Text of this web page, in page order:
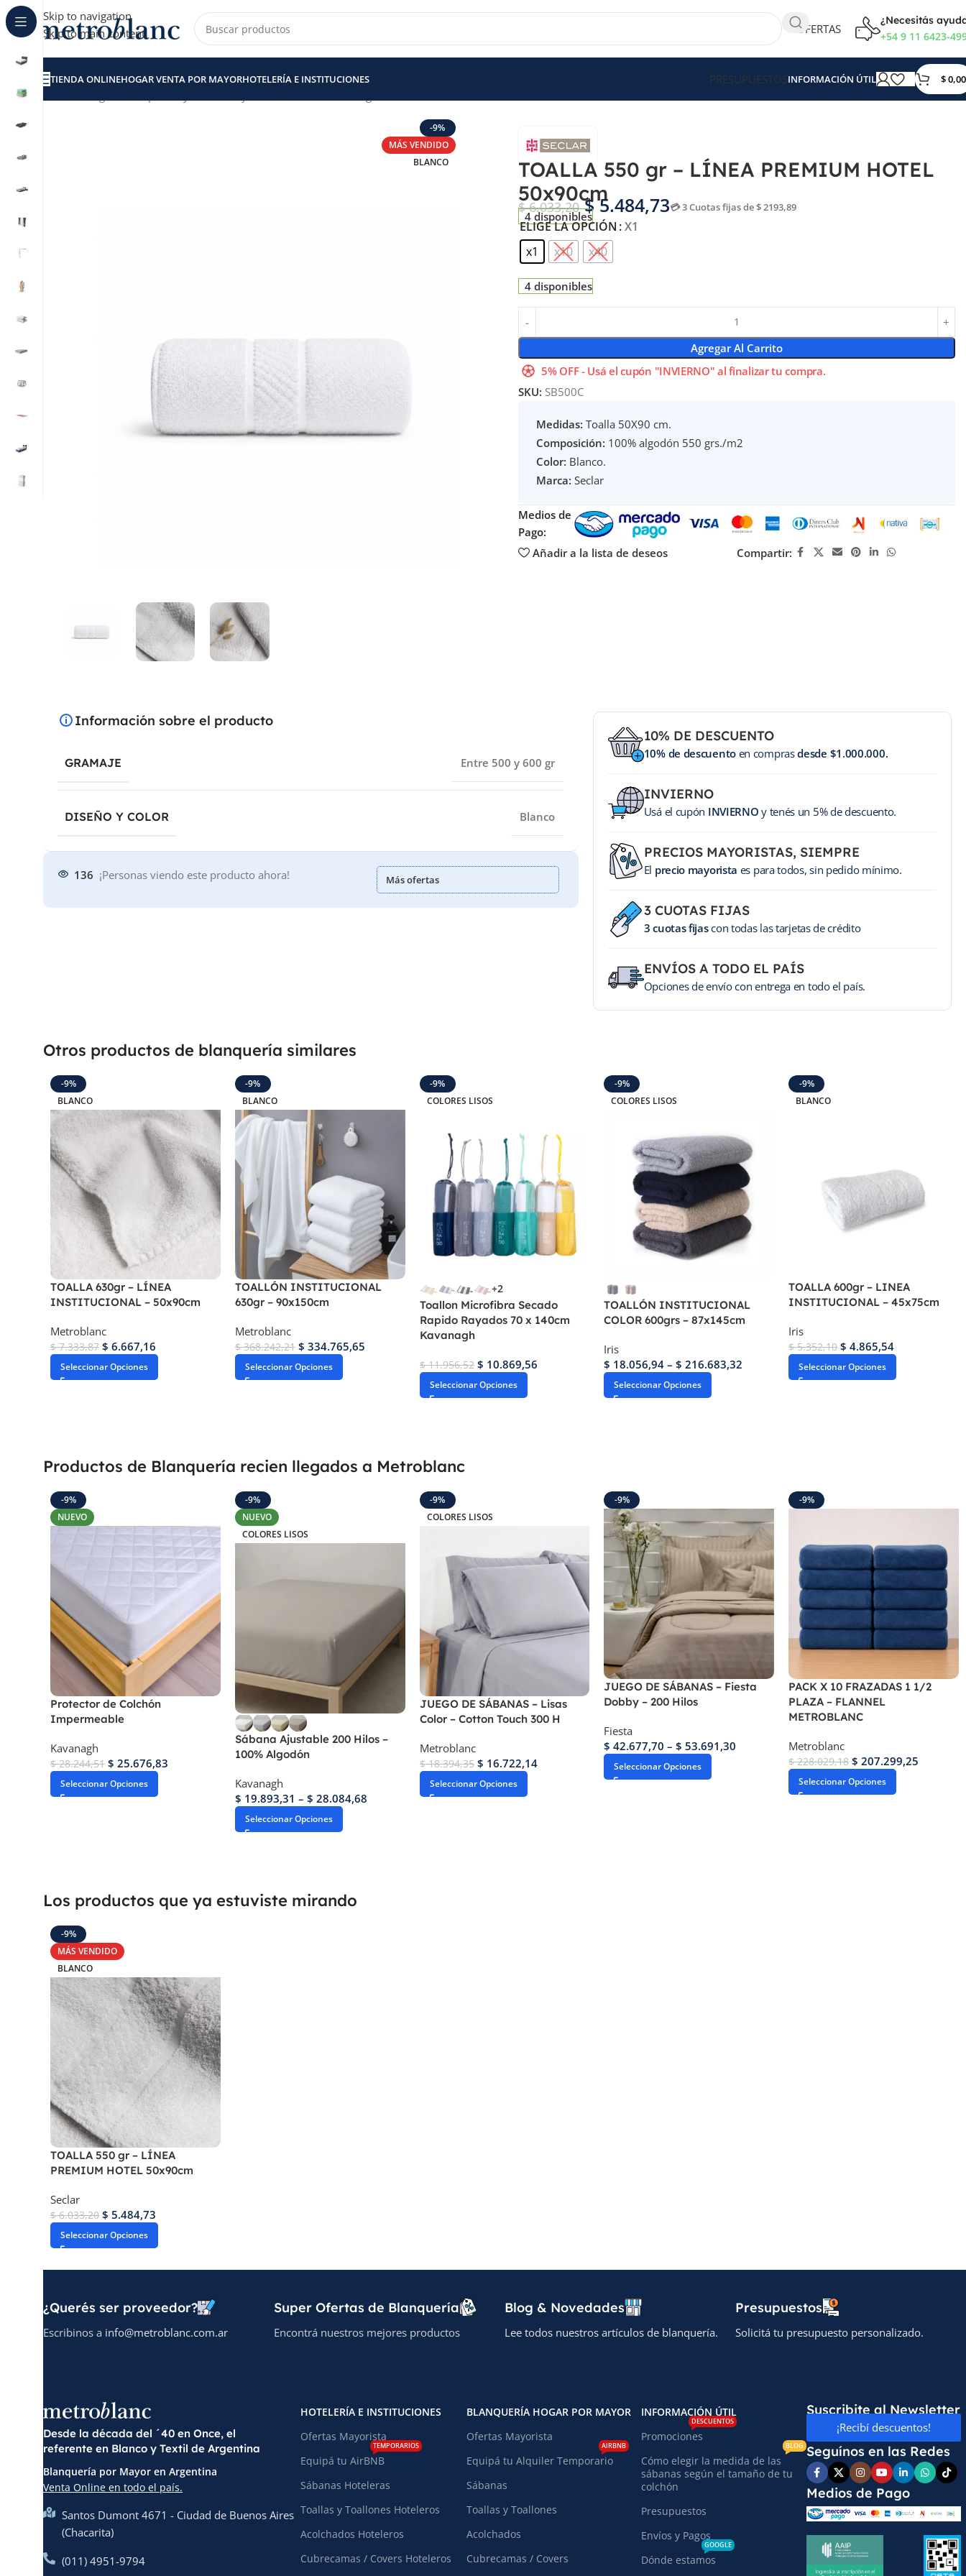
Skip to navigation
Skip to main content
OFERTAS
¿Necesitás
+54 9 11 6423-
TIENDA ONLINEHOGAR VENTA POR MAYORHOTELERÍA E INSTITUCIONES PRESUPUESTOSINFORMACIÓN ÚTIL $0,00
-9%
MÁS VENDIDO
BLANCO
TOALLA 550 gr – LÍNEA PREMIUM HOTEL
50x90cm
$6.033,20 $5.484,73💳 3 Cuotas fijas de $ 2193,89
4 disponibles
ELIGE LA OPCIÓN X1
x1
x10 x40
4 disponibles
Agregar Al Carrito
5% OFF - Usá el cupón "INVIERNO" al finalizar tu compra.
SKU: SB500C
Medidas: Toalla 50X90 cm.
Composición: 100% algodón 550 grs./m2
Color: Blanco.
Marca: Seclar
Medios de
Pago:
Añadir a la lista de deseos
Compartir:
Información sobre el producto
GRAMAJE Entre 500 y 600 gr
DISEÑO Y COLOR Blanco
136 ¡Personas viendo este producto ahora! Más ofertas
10% DE DESCUENTO
10% de descuentoen comprasdesde $1.000.000.
INVIERNO
Usá el cupón INVIERNO y tenés un 5% de descuento.
PRECIOS MAYORISTAS, SIEMPRE
El precio mayorista es para todos, sin pedido mínimo.
3 CUOTAS FIJAS
3 cuotas fijascon todas las tarjetas de crédito
ENVÍOS A TODO EL PAÍS
Opciones de envío con entrega en todo el país.
Otros productos de blanquería similares
-9%
BLANCO
TOALLA 630gr – LÍNEA
INSTITUCIONAL – 50x90cm
Metroblanc
$7.333,87 $ 6.667,16
Seleccionar Opciones
-9%
BLANCO
TOALLÓN INSTITUCIONAL
630gr – 90x150cm
Metroblanc
$368.242,21 $ 334.765,65
Seleccionar Opciones
-9%
COLORES LISOS
+2
Toallon Microfibra Secado
Rapido Rayados 70 x 140cm
Kavanagh
$11.956,52 $ 10.869,56
Seleccionar Opciones
-9%
COLORES LISOS
TOALLÓN INSTITUCIONAL
COLOR 600grs – 87x145cm
Iris
$ 18.056,94 – $ 216.683,32
Seleccionar Opciones
-9%
BLANCO
TOALLA 600gr – LINEA
INSTITUCIONAL – 45x75cm
Iris
$5.352,10 $ 4.865,54
Seleccionar Opciones
Productos de Blanquería recien llegados a Metroblanc
-9%
NUEVO
Protector de Colchón
Impermeable
Kavanagh
$28.244,51 $ 25.676,83
Seleccionar Opciones
-9%
NUEVO
COLORES LISOS
Sábana Ajustable 200 Hilos –
100% Algodón
Kavanagh
$ 19.893,31 – $ 28.084,68
Seleccionar Opciones
-9%
COLORES LISOS
JUEGO DE SÁBANAS – Lisas
Color – Cotton Touch 300 H
Metroblanc
$18.394,35 $ 16.722,14
Seleccionar Opciones
-9%
JUEGO DE SÁBANAS – Fiesta
Dobby – 200 Hilos
Fiesta
$ 42.677,70 – $ 53.691,30
Seleccionar Opciones
-9%
PACK X 10 FRAZADAS 1 1/2
PLAZA – FLANNEL
METROBLANC
Metroblanc
$228.029,18 $ 207.299,25
Seleccionar Opciones
Los productos que ya estuviste mirando
-9%
MÁS VENDIDO
BLANCO
TOALLA 550 gr – LÍNEA
PREMIUM HOTEL 50x90cm
Seclar
$6.033,20 $ 5.484,73
Seleccionar Opciones
¿Querés ser proveedor?
Escribinos a info@metroblanc.com.ar
Super Ofertas de Blanquería
Encontrá nuestros mejores productos
Blog & Novedades
Lee todos nuestros artículos de blanquería.
Presupuestos
Solicitá tu presupuesto personalizado.
Desde la década del ´40 en Once, el
referente en Blanco y Textil de Argentina
Blanquería por Mayor en Argentina
Venta Online en todo el país.
Santos Dumont 4671 - Ciudad de Buenos Aires
(Chacarita)
(011) 4951-9794
HOTELERÍA E INSTITUCIONES
Ofertas Mayorista
Equipá tu AirBNB
TEMPORARIOS
Sábanas Hoteleras
Toallas y Toallones Hoteleros
Acolchados Hoteleros
Cubrecamas / Covers Hoteleros
BLANQUERÍA HOGAR POR MAYOR
Ofertas Mayorista
Equipá tu Alquiler Temporario
AIRBNB
Sábanas
Toallas y Toallones
Acolchados
Cubrecamas / Covers
INFORMACIÓN ÚTIL
Promociones
DESCUENTOS
Cómo elegir la medida de las
sábanas según el tamaño de tu
colchón
BLOG
Presupuestos
Envíos y Pagos
Dónde estamos
GOOGLE
Suscribite al Newsletter
¡Recibí descuentos!
Seguínos en las Redes
Medios de Pago